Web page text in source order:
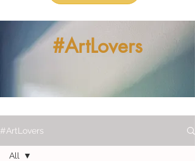
#ArtLovers
#ArtLovers
All